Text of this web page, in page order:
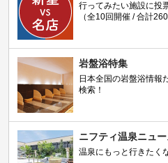
行ってみたい施設に投
（全10回開催 / 合計260
岩盤浴特集
日本全国の岩盤浴情報
検索！
ニフティ温泉ニュー
温泉にもっと行きたく